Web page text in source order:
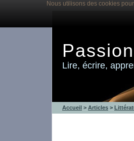
Nous utilisons des cookies
Lire, écrire,
Accueil > Articles >